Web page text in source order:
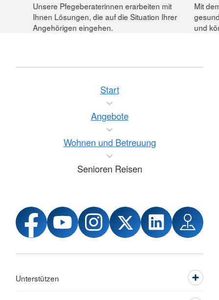
Unsere Pfegeberaterinnen erarbeiten mit
Ihnen Lösungen, die auf die Situation Ihrer
Angehörigen eingehen.
Mit
und
Start
Angebote
Wohnen und Betreuung
Senioren Reisen
Unterstützen